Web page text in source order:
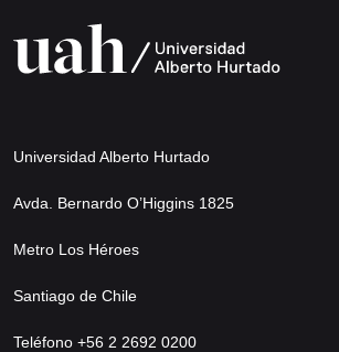
Universidad Alberto Hurtado
Avda. Bernardo O’Higgins 1825
Metro Los Héroes
Santiago de Chile
Teléfono +56 2 2692 0200